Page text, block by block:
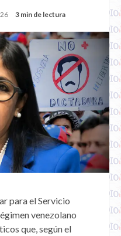
3 min de lectura
para el Servicio
venezolano
que, según el